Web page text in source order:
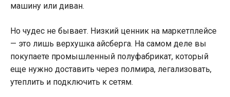
машину или диван.
Но чудес не бывает. Низкий ценник на маркетплейсе
— это лишь верхушка айсберга. На самом деле вы
покупаете промышленный полуфабрикат, который
еще нужно доставить через полмира, легализовать,
утеплить и подключить к сетям.